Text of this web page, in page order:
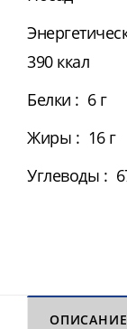
390 ккал
Белки : 6 г
Жиры : 16 г
Углеводы :
ОПИСАНИЕ